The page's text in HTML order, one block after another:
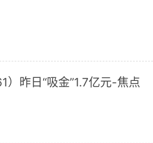
昨日“吸金”1.7亿元-焦点